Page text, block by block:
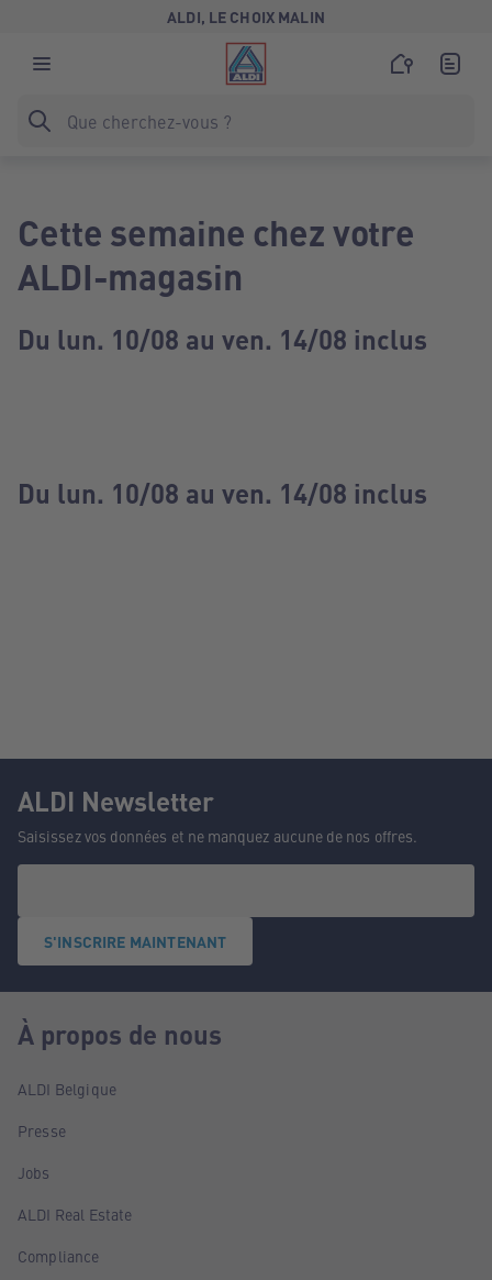
ALDI, LE CHOIX MALIN
Cette semaine chez votre
ALDI-magasin
Du lun. 10/08 au ven. 14/08 inclus
Du lun. 10/08 au ven. 14/08 inclus
ALDI Newsletter
Saisissez vos données et ne manquez aucune de nos offres.
S'INSCRIRE MAINTENANT
À propos de nous
ALDI Belgique
Presse
Jobs
ALDI Real Estate
Compliance